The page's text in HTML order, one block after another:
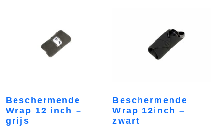
Beschermende
Wrap 12 inch –
grijs
Beschermende
Wrap 12inch –
zwart